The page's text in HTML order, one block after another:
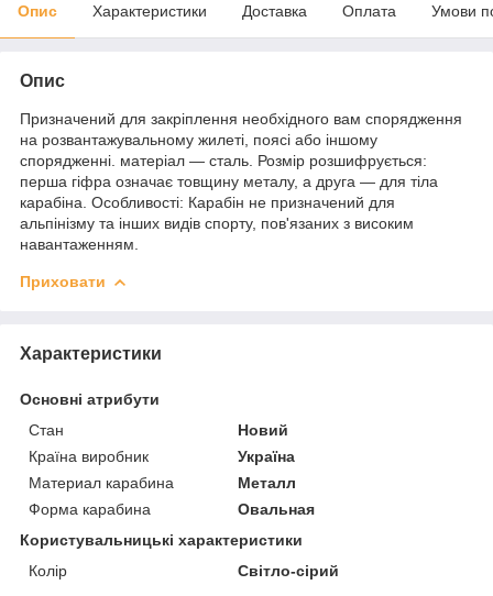
Опис Характеристики Доставка Оплата Умови
Опис
Призначений для закріплення необхідного вам спорядження
на розвантажувальному жилеті, поясі або іншому
спорядженні. матеріал — сталь. Розмір розшифрується:
перша гіфра означає товщину металу, а друга — для тіла
карабіна. Особливості: Карабін не призначений для
альпінізму та інших видів спорту, пов'язаних з високим
навантаженням.
Приховати
Характеристики
Основні атрибути
Стан
Новий
Країна виробник
Україна
Материал карабина
Металл
Форма карабина
Овальная
Користувальницькі характеристики
Колір
Світло-сірий